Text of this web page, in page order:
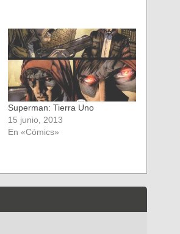
Superman: Tierra Uno
15 junio, 2013
En «Cómics»